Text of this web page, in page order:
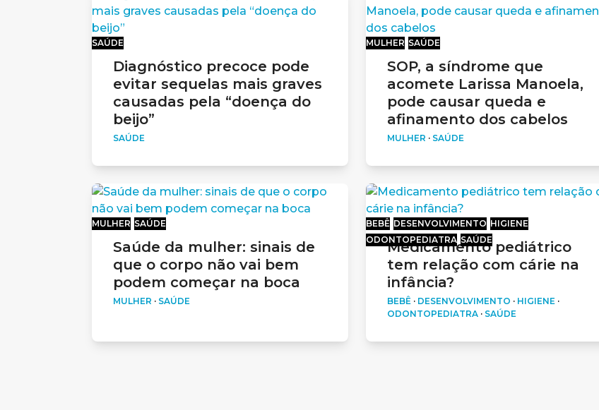
SAÚDE
Diagnóstico precoce pode
evitar sequelas mais graves
causadas pela “doença do
beijo”
SAÚDE
MULHER SAÚDE
SOP, a síndrome que
acomete Larissa Manoela,
pode causar queda e
afinamento dos cabelos
MULHER · SAÚDE
MULHER SAÚDE
Saúde da mulher: sinais de
que o corpo não vai bem
podem começar na boca
MULHER · SAÚDE
BEBÊ DESENVOLVIMENTO HIGIENE
ODONTOPEDIATRA SAÚDE
Medicamento pediátrico
tem relação com cárie na
infância?
BEBÊ · DESENVOLVIMENTO · HIGIENE ·
ODONTOPEDIATRA · SAÚDE